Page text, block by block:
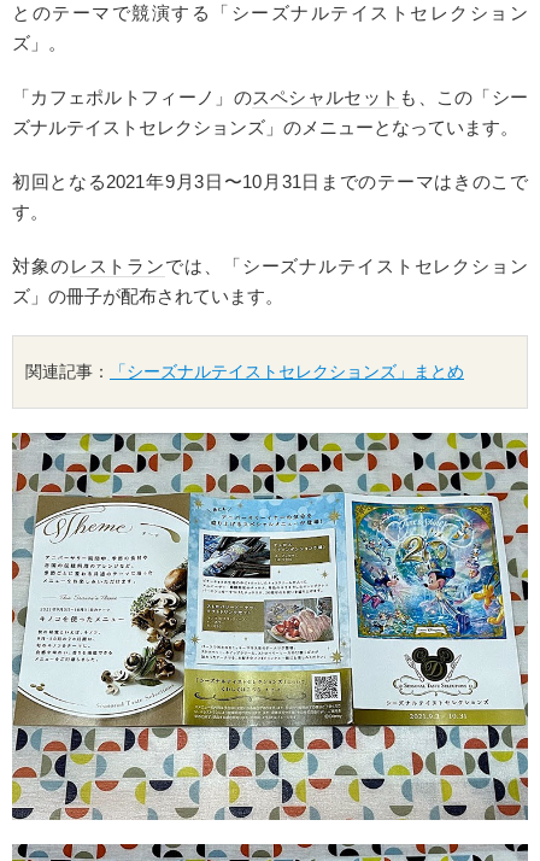
とのテーマで競演する「シーズナルテイストセレクション
ズ」。
「カフェポルトフィーノ」のスペシャルセット も、この「シー
ズナルテイストセレクションズ」のメニューとなっています。
初回となる2021年9月3日〜10月31日までのテーマはきのこで
す。
対象のレストランでは、「シーズナルテイストセレクション
ズ」の冊子が配布されています。
関連記事： 「シーズナルテイストセレクションズ」まとめ